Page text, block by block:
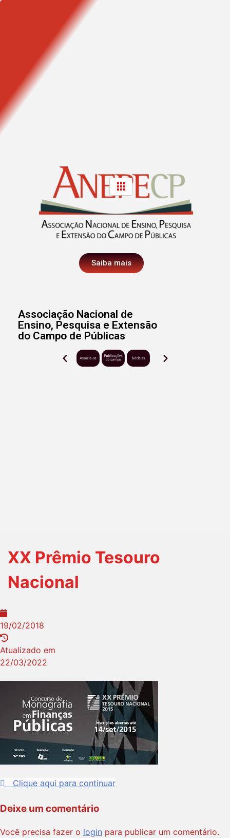
Saiba mais
Associação Nacional de
Ensino, Pesquisa e Extensão
do Campo de Públicas
XX Prêmio Tesouro
Nacional
19/02/2018
Atualizado em
22/03/2022
Clique aqui para continuar
Deixe um comentário
Você precisa fazer o login para publicar um comentário.